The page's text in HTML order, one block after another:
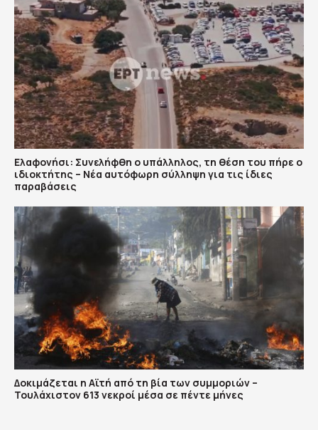
Ελαφονήσι: Συνελήφθη ο υπάλληλος, τη θέση του πήρε ο
ιδιοκτήτης – Νέα αυτόφωρη σύλληψη για τις ίδιες
παραβάσεις
Δοκιμάζεται η Αϊτή από τη βία των συμμοριών –
Τουλάχιστον 613 νεκροί μέσα σε πέντε μήνες